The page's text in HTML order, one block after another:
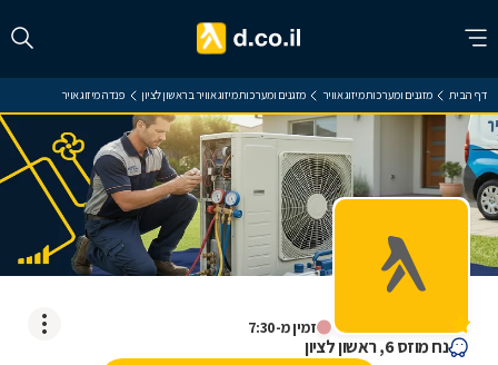
דף הבית מזגנים ומערכות מיזוג אוויר מזגנים ומערכות מיזוג אוויר בראשון לציון פנדה מיזוג אויר
זמין מ-7:30
פנדה מיזוג אויר
נח מוזס 6, ראשון לציון